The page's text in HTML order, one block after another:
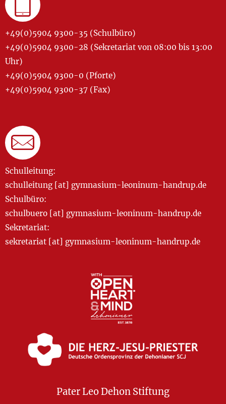
+49(0)5904 9300-35 (Schulbüro)
+49(0)5904 9300-28 (Sekretariat von 08:00 bis 13:00
Uhr)
+49(0)5904 9300-0 (Pforte)
+49(0)5904 9300-37 (Fax)
Schulleitung:
schulleitung [at] gymnasium-leoninum-handrup.de
Schulbüro:
schulbuero [at] gymnasium-leoninum-handrup.de
Sekretariat:
sekretariat [at] gymnasium-leoninum-handrup.de
Pater Leo Dehon Stiftung